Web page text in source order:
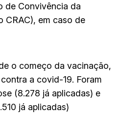
de Convivência da
CRAC), em caso de
o começo da vacinação,
a covid-19. Foram
(8.278 já aplicadas) e
já aplicadas)